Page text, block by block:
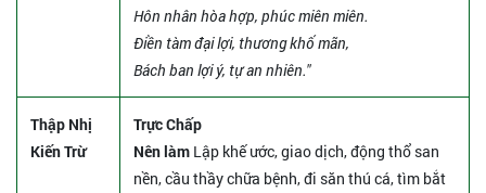
Hôn nhân hòa hợp, phúc miên miên.
Điền tàm đại lợi, thương khố mãn,
Bách ban lợi ý, tự an nhiên."
Thập Nhị
Kiến Trừ
Trực Chấp
Nên làm Lập khế ước, giao dịch, động thổ san
nền, cầu thầy chữa bệnh, đi săn thú cá, tìm bắt